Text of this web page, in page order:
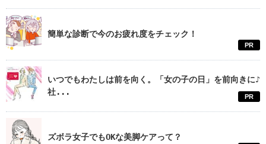
簡単な診断で今のお疲れ度をチェック！
PR
いつでもわたしは前を向く。「女の子の日」を前向きに♪
社...
PR
ズボラ女子でもOKな美脚ケアって？